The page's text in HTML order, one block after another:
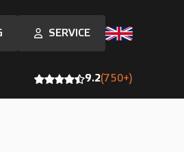
SERVICE
9.2(750+)